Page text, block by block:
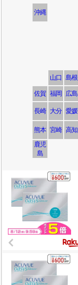
沖縄
山口 島根
佐賀 福岡 広島
長崎 大分 愛媛
熊本 宮崎 高知
鹿児
島